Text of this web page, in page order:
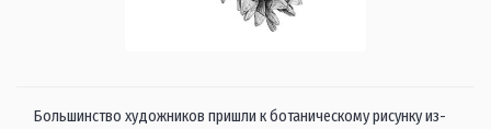
Большинство художников пришли к ботаническому рисунку из-